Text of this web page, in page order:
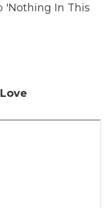
'Nothing In This